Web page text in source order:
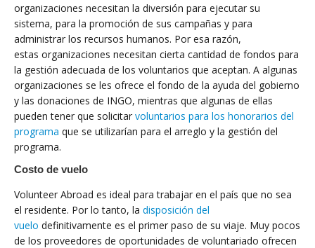
organizaciones necesitan la diversión para ejecutar su
sistema, para la promoción de sus campañas y para
administrar los recursos humanos. Por esa razón,
estas organizaciones necesitan cierta cantidad de fondos para
la gestión adecuada de los voluntarios que aceptan. A algunas
organizaciones se les ofrece el fondo de la ayuda del gobierno
y las donaciones de INGO, mientras que algunas de ellas
pueden tener que solicitar voluntarios para los honorarios del
programa que se utilizarían para el arreglo y la gestión del
programa.
Costo de vuelo
Volunteer Abroad es ideal para trabajar en el país que no sea
el residente. Por lo tanto, la disposición del
vuelo definitivamente es el primer paso de su viaje. Muy pocos
de los proveedores de oportunidades de voluntariado ofrecen